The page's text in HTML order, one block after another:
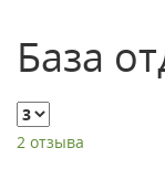
База
2 отзыва